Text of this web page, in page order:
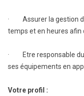
· Assurer la gestion
temps et en heures afin
· Etre responsable du
ses équipements en
Votre profil :